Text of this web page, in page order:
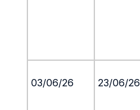
03/06/26 23/06/26